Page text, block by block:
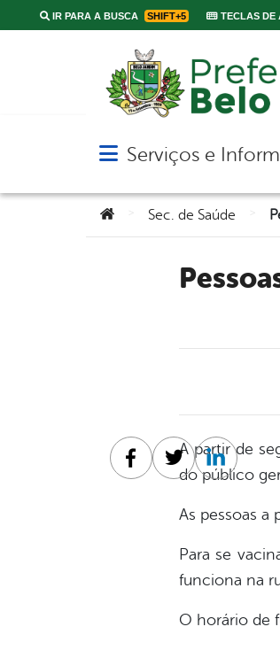
IR PARA A BUSCA SHIFT+5 TECLAS DE
Abrir menu principal de
Serviços e
Você está aqui:Sec. de Saúde
Pessoas a partir dos 23 anos poderão se vacinar contra Covid-
A partir de
do público
As pessoas a
Para se
funciona na
O horário de
Facebook
Twitter